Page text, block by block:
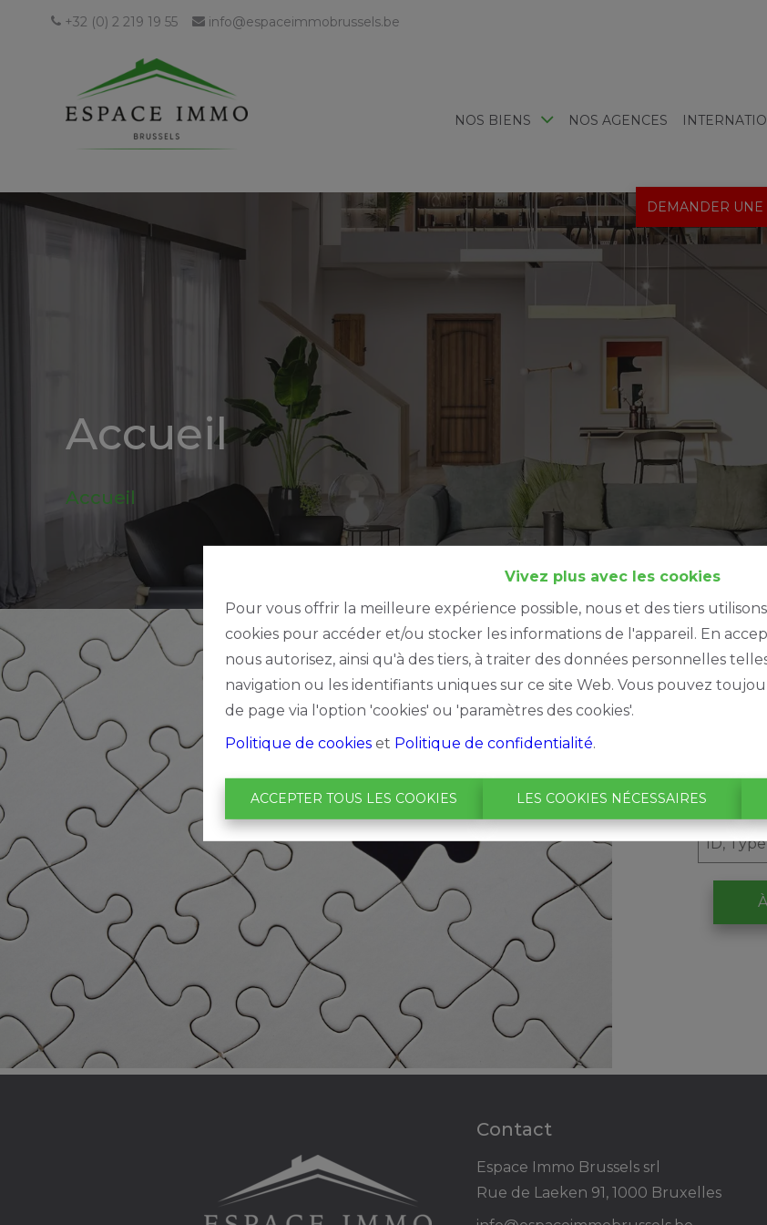
Vivez plus avec les cookies
Pour vous offrir la meilleure expérience possible, nous et des tiers
cookies pour accéder et/ou stocker les informations de l'appareil. En
nous autorisez, ainsi qu'à des tiers, à traiter des données personnelles
navigation ou les identifiants uniques sur ce site Web. Vous pouvez
de page via l'option 'cookies' ou 'paramètres des cookies'.
Politique de cookies et Politique de confidentialité.
ACCEPTER TOUS LES COOKIES LES COOKIES NÉCESSAIRES
+32 (0) 2 219 19 55 info@espaceimmobrussels.be
NOS BIENS NOS AGENCES
DEMANDER UNE
nouveautes
Accueil
Accueil
Contact
Espace Immo Brussels srl
Rue de Laeken 91, 1000 Bruxelles